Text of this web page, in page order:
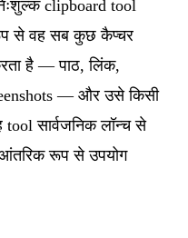
clipboard tool
से वह सब कुछ कैप्चर
है — पाठ, लिंक,
— और उसे किसी
tool सार्वजनिक लॉन्च से
रूप से उपयोग